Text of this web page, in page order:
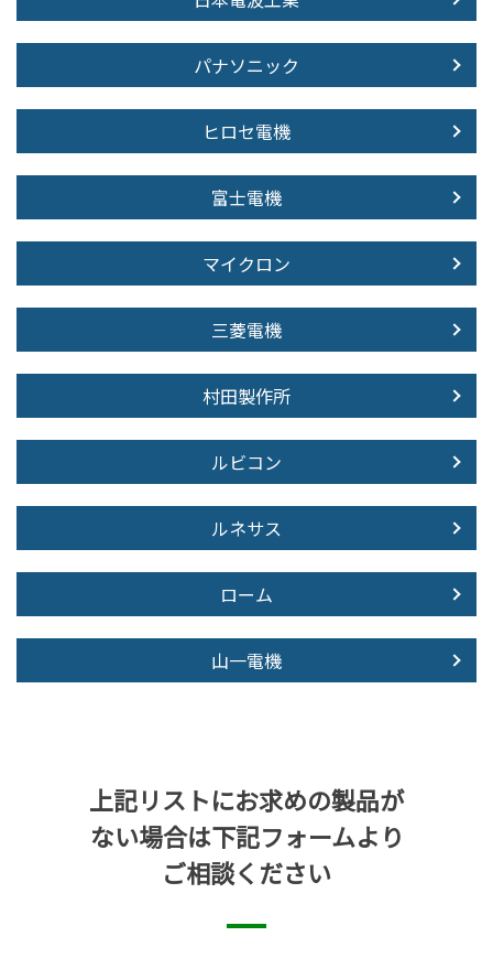
パナソニック
ヒロセ電機
富士電機
マイクロン
三菱電機
村田製作所
ルビコン
ルネサス
ローム
山一電機
上記リストにお求めの製品が
ない場合は下記フォームより
ご相談ください